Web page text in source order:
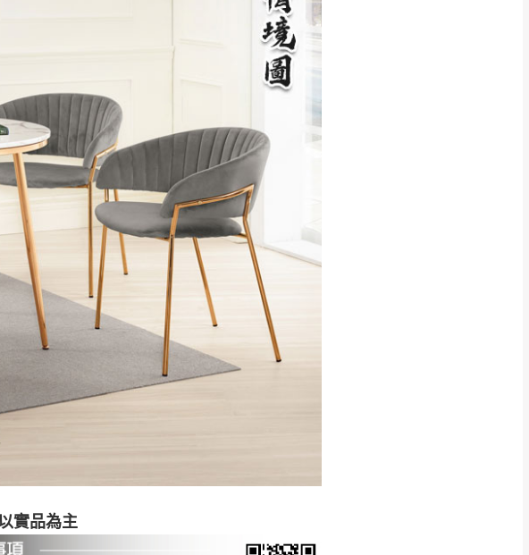
實品為主
。
地點搬運過於困難等因素，導致無法順利配送，
吊掛方式吊運，費用將由買方自行支付。
定時間送達，司機當天到貨前皆會再與您通知，
輸送之安全，本司得視狀況延後或停止運送服
為限，恕無法送至指定樓面。
《 如遇百貨周年慶
線：0800-085-717
者自行吸收(另事先與消費者報價，消費
問題於鑑賞期內退貨之情形，我們需酌收
務。
價格售出 ，且在特定時日會給予折扣，
消)。
專線：0800-085-717。